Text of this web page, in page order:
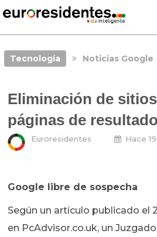
Tecnología Noticias Google
Eliminación de
páginas de
Euroresidentes Hace
Google libre de sospecha
Según un artículo publicado el
en PcAdvisor.co.uk, un